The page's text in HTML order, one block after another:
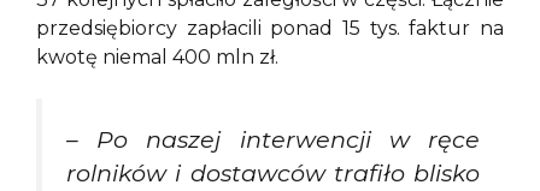
przedsiębiorcy zapłacili ponad 15 tys. faktur na
kwotę niemal 400 mln zł.
– Po naszej interwencji w ręce
rolników i dostawców trafiło blisko